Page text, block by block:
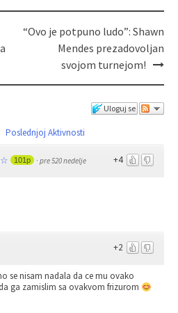
“Ovo je potpuno ludo”: Shawn
Mendes prezadovoljan
svojom turnejom!
Uloguj se
Poslednjoj Aktivnosti
+4
101p · pre 520 nedelje
+2
se nisam nadala da ce mu ovako
ga zamislim sa ovakvom frizurom